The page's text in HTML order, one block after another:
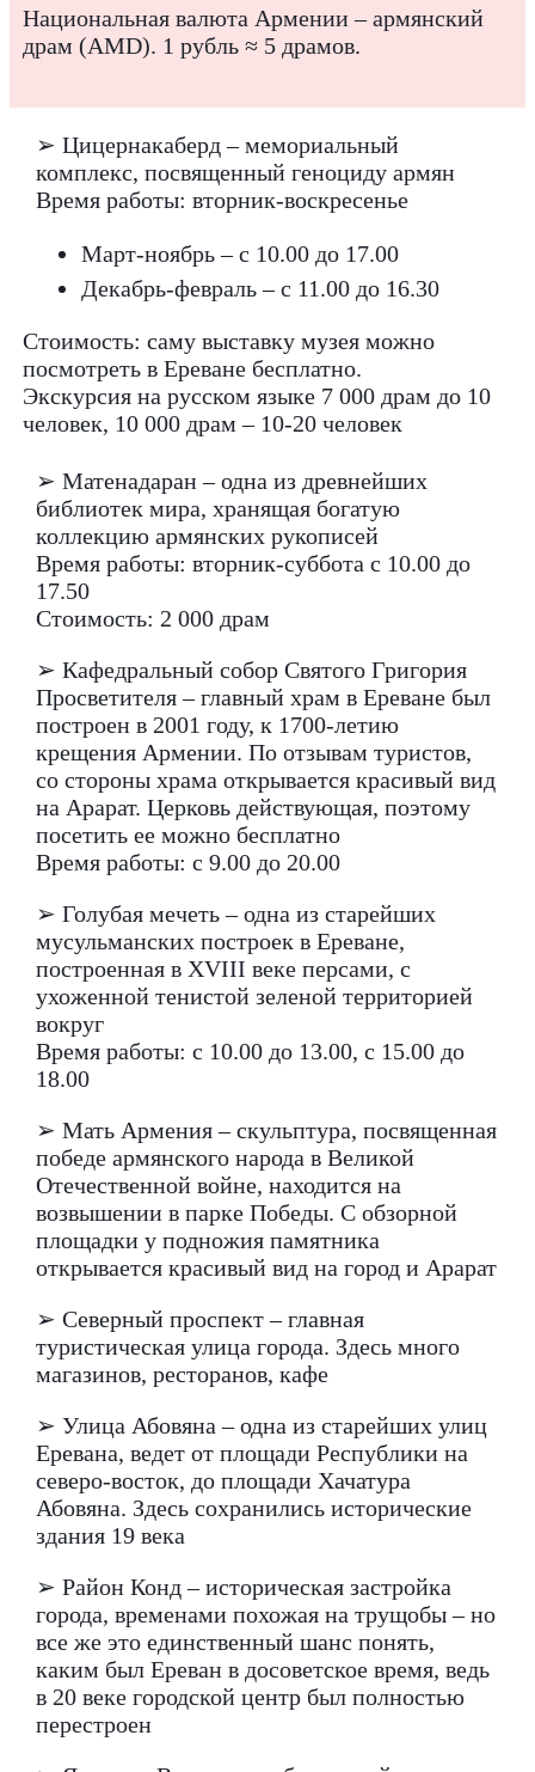
Национальная валюта Армении – армянский
драм (AMD). 1 рубль ≈ 5 драмов.
➢ Цицернакаберд – мемориальный
комплекс, посвященный геноциду армян
Время работы: вторник-воскресенье
Март-ноябрь – с 10.00 до 17.00
Декабрь-февраль – с 11.00 до 16.30
Стоимость: саму выставку музея можно
посмотреть в Ереване бесплатно.
Экскурсия на русском языке 7 000 драм до 10
человек, 10 000 драм – 10-20 человек
➢ Матенадаран – одна из древнейших
библиотек мира, хранящая богатую
коллекцию армянских рукописей
Время работы: вторник-суббота с 10.00 до
17.50
Стоимость: 2 000 драм
➢ Кафедральный собор Святого Григория
Просветителя – главный храм в Ереване был
построен в 2001 году, к 1700-летию
крещения Армении. По отзывам туристов,
со стороны храма открывается красивый вид
на Арарат. Церковь действующая, поэтому
посетить ее можно бесплатно
Время работы: с 9.00 до 20.00
➢ Голубая мечеть – одна из старейших
мусульманских построек в Ереване,
построенная в XVIII веке персами, с
ухоженной тенистой зеленой территорией
вокруг
Время работы: с 10.00 до 13.00, с 15.00 до
18.00
➢ Мать Армения – скульптура, посвященная
победе армянского народа в Великой
Отечественной войне, находится на
возвышении в парке Победы. С обзорной
площадки у подножия памятника
открывается красивый вид на город и Арарат
➢ Северный проспект – главная
туристическая улица города. Здесь много
магазинов, ресторанов, кафе
➢ Улица Абовяна – одна из старейших улиц
Еревана, ведет от площади Республики на
северо-восток, до площади Хачатура
Абовяна. Здесь сохранились исторические
здания 19 века
➢ Район Конд – историческая застройка
города, временами похожая на трущобы – но
все же это единственный шанс понять,
каким был Ереван в досоветское время, ведь
в 20 веке городской центр был полностью
перестроен